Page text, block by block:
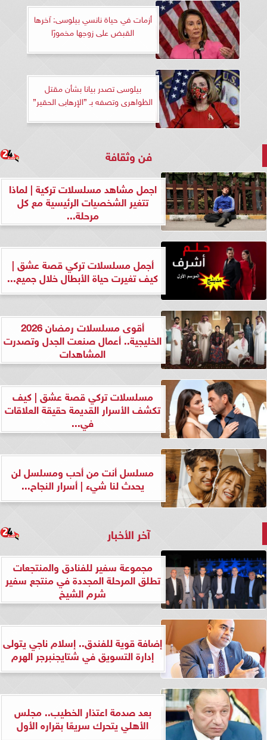
أزمات في حياة نانسي بيلوسى: آخرها
القبض على زوجها مخمورًا
بيلوسى تصدر بيانا بشأن مقتل
الظواهرى وتصفه بـ ”الإرهابى الحقير”
فن وثقافة
اجمل مشاهد مسلسلات تركية | لماذا
تتغير الشخصيات الرئيسية مع كل
مرحلة...
أجمل مسلسلات تركي قصة عشق |
كيف تغيرت حياة الأبطال خلال جميع...
أقوى مسلسلات رمضان 2026
الخليجية.. أعمال صنعت الجدل وتصدرت
المشاهدات
مسلسلات تركي قصة عشق | كيف
تكشف الأسرار القديمة حقيقة العلاقات
في...
مسلسل أنت من أحب ومسلسل لن
يحدث لنا شيء | أسرار النجاح...
آخر الأخبار
مجموعة سفير للفنادق والمنتجعات
تطلق المرحلة المجددة في منتجع سفير
شرم الشيخ
إضافة قوية للفندق.. إسلام ناجي يتولى
إدارة التسويق في شتايجنبرجر الهرم
بعد صدمة اعتذار الخطيب.. مجلس
الأهلي يتحرك سريعًا بقراره الأول